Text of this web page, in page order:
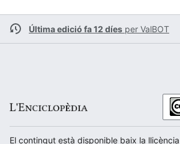
Última edició fa 12 díes per ValBOT
El contingut està disponible baix la llicència